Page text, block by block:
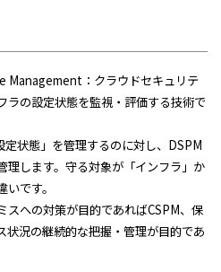
Management：クラウドセキュリテ
ラの設定状態を監視・評価する技術で
状態」を管理するのに対し、DSPM
理します。守る対象が「インフラ」か
です。
スへの対策が目的であればCSPM、保
状況の継続的な把握・管理が目的であ